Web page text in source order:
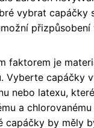
vybrat capáčky
přizpůsobení
faktorem je
Vyberte capáčky
nebo latexu,
a
capáčky by měly